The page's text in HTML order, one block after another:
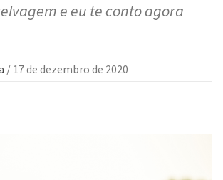
e eu te conto agora
/ 17 de dezembro de 2020